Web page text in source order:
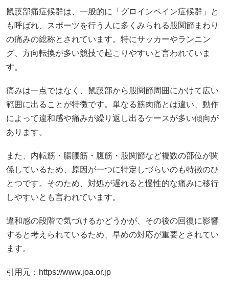
鼠蹊部痛症候群は、一般的に「グロインペイン症候群」と
も呼ばれ、スポーツを行う人に多くみられる股関節まわり
の痛みの総称とされています。特にサッカーやランニン
グ、方向転換が多い競技で起こりやすいと言われていま
す。
痛みは一点ではなく、鼠蹊部から股関節周囲にかけて広い
範囲に出ることが特徴です。単なる筋肉痛とは違い、動作
によって違和感や痛みが繰り返し出るケースが多い傾向が
あります。
また、内転筋・腸腰筋・腹筋・股関節など複数の部位が関
係しているため、原因が一つに特定しづらいのも特徴のひ
とつです。そのため、対処が遅れると慢性的な痛みに移行
しやすいとも言われています。
違和感の段階で気づけるかどうかが、その後の回復に影響
すると考えられているため、早めの対応が重要とされてい
ます。
引用元：https://www.joa.or.jp